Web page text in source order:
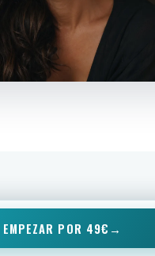
CRITERIO
EMPEZAR POR 49€